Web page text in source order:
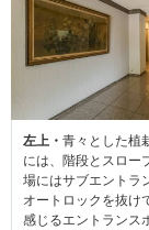
左上・ 青々とした植
には、階段とスロー
場にはサブエントラ
オートロックを抜け
感じるエントランス